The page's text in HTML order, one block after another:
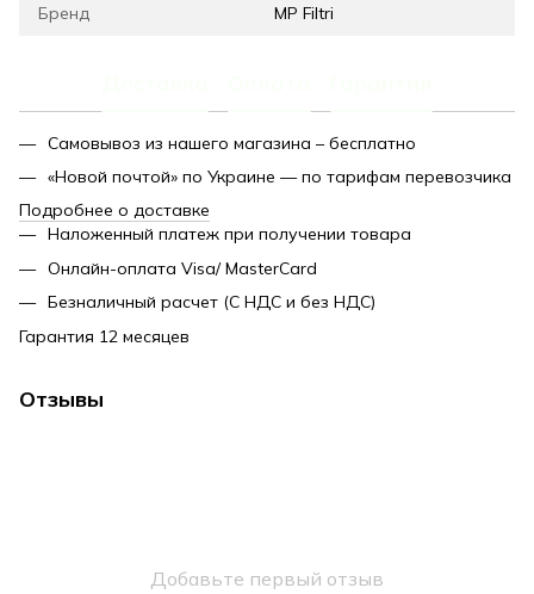
Бренд MP Filtri
Самовывоз из нашего магазина – бесплатно
«Новой почтой» по Украине — по тарифам перевозчика
Подробнее о доставке
Наложенный платеж при получении товара
Онлайн-оплата Visa/ MasterCard
Безналичный расчет (С НДС и без НДС)
Гарантия 12 месяцев
Отзывы
Добавьте первый отзыв